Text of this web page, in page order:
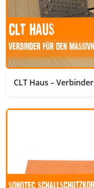
CLT Haus – Verbinder